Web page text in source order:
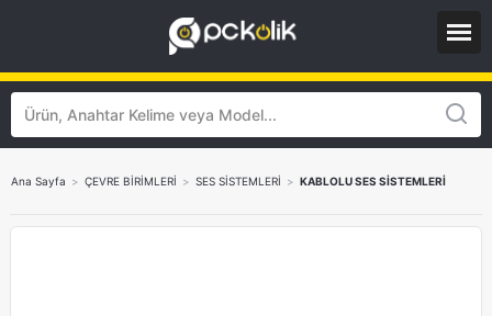
Ana Sayfa > ÇEVRE BİRİMLERİ > SES SİSTEMLERİ > KABLOLU SES SİSTEMLERİ